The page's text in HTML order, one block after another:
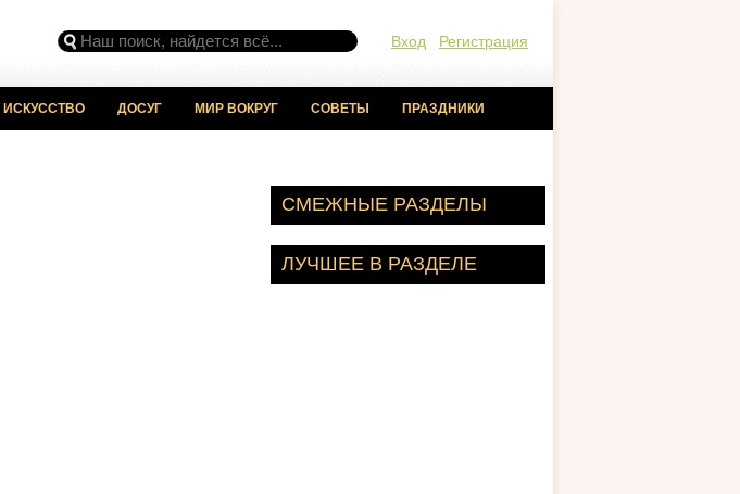
Вход Регистрация
ИСКУССТВО ДОСУГ МИР ВОКРУГ СОВЕТЫ ПРАЗДНИКИ
СМЕЖНЫЕ РАЗДЕЛЫ
ЛУЧШЕЕ В РАЗДЕЛЕ